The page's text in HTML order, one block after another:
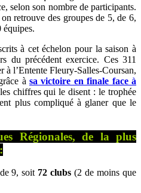
selon son nombre de participants.
retrouve des groupes de 5, de 6,
équipes.
à cet échelon pour la saison à
du précédent exercice. Ces 311
à l’Entente Fleury-Salles-Coursan,
à sa victoire en finale face à
chiffres qui le disent : le trophée
plus compliqué à glaner que le
Régionales, de la plus
9, soit 72 clubs (2 de moins que